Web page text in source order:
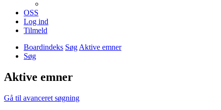
OSS
Log ind
Tilmeld
Boardindeks SøgAktive emner
Søg
Aktive emner
Gå til avanceret søgning